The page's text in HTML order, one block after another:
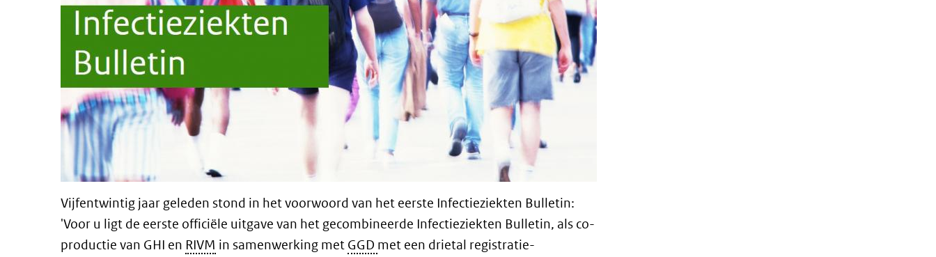
Vijfentwintig jaar geleden stond in het voorwoord van het eerste Infectieziekten Bulletin:
'Voor u ligt de eerste officiële uitgave van het gecombineerde Infectieziekten Bulletin, als co-
productie van GHI en RIVM in samenwerking met GGD met een drietal registratie-